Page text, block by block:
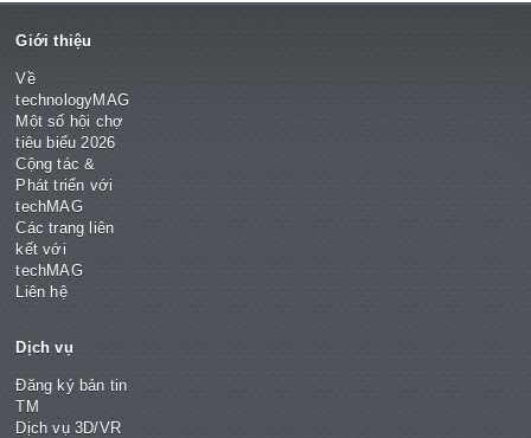
Giới thiệu
Về
technologyMAG
Một số hội chợ
tiêu biểu 2026
Cộng tác &
Phát triển với
techMAG
Các trang liên
kết với
techMAG
Liên hệ
Dịch vụ
Đăng ký bản tin
TM
Dịch vụ 3D/VR